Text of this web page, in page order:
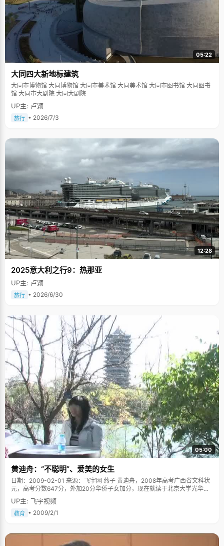
05:22
大同四大新地标建筑
大同市博物馆 大同博物馆 大同市美术馆 大同美术馆 大同市图书馆 大同图书
馆 大同市大剧院 大同大剧院
UP主: 卢颖
旅行 • 2026/7/3
12:28
2025意大利之行9：热那亚
UP主: 卢颖
旅行 • 2026/6/30
05:00
黄迪舟：“不聪明”、爱美的女生
日期：2009-02-01 来源：飞宇网 燕子 黄迪舟，2008年高考广西省文科状
元，高考分数647分，外加20分华侨子女加分，现在就读于北京大学光华管
理学院。 关于黄迪舟得状元这个事情，有些太出人意料。黄迪舟所在的班级
是重点高中的重点班，身边同学都很优秀，谁也想不到印象中"有些傻"、"并
不古灵精怪或者冰雪聪明"、"成绩并不拔尖"的黄迪舟居然拿下了状元头衔。
不是很聪明，反应也比较慢，不过如果是压力大，让我想久一点，或者让我
UP主: 飞宇视频
教育 • 2009/2/1